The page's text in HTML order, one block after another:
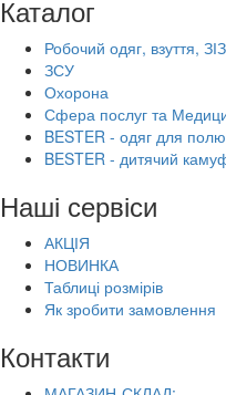
Каталог
Робочий одяг, взуття, ЗІЗ
ЗСУ
Охорона
Сфера послуг та
BESTER - одяг для
BESTER - дитячий
Наші сервіси
АКЦІЯ
НОВИНКА
Таблиці розмірів
Як зробити замовлення
Контакти